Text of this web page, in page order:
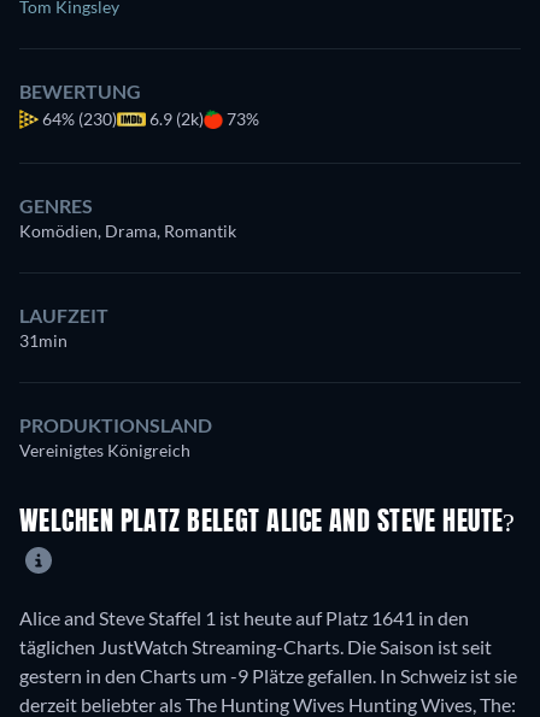
Tom Kingsley
BEWERTUNG
64% (230) 6.9 (2k) 73%
GENRES
Komödien, Drama, Romantik
LAUFZEIT
31min
PRODUKTIONSLAND
Vereinigtes Königreich
WELCHEN PLATZ BELEGT ALICE AND STEVE HEUTE?
Alice and Steve Staffel 1 ist heute auf Platz 1641 in den
täglichen JustWatch Streaming-Charts. Die Saison ist seit
gestern in den Charts um -9 Plätze gefallen. In Schweiz ist sie
derzeit beliebter als The Hunting Wives Hunting Wives, The: